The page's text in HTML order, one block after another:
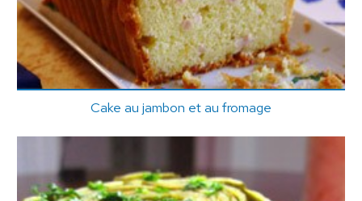
Cake au jambon et au fromage